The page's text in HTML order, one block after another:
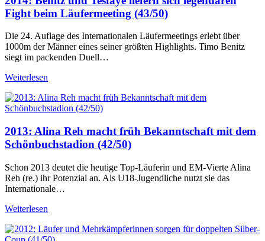
Fight beim Läufermeeting (43/50)
Die 24. Auflage des Internationalen Läufermeetings erlebt über
1000m der Männer eines seiner größten Highlights. Timo Benitz
siegt im packenden Duell…
Weiterlesen
2013: Alina Reh macht früh Bekanntschaft mit dem
Schönbuchstadion (42/50)
Schon 2013 deutet die heutige Top-Läuferin und EM-Vierte Alina
Reh (re.) ihr Potenzial an. Als U18-Jugendliche nutzt sie das
Internationale…
Weiterlesen